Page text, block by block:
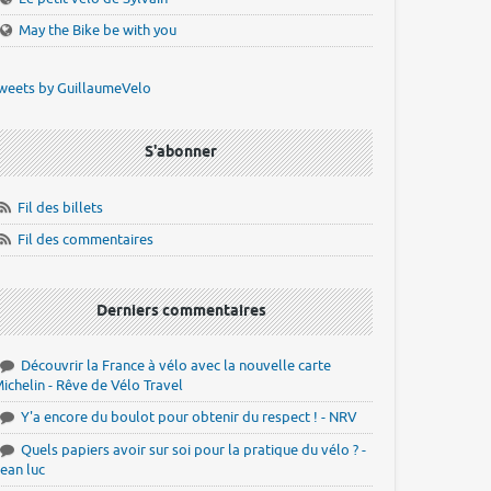
May the Bike be with you
by GuillaumeVelo
S'abonner
Fil des billets
Fil des commentaires
Derniers commentaires
Découvrir la France à vélo avec la nouvelle carte
- Rêve de Vélo Travel
Y'a encore du boulot pour obtenir du respect ! - NRV
Quels papiers avoir sur soi pour la pratique du vélo ? -
luc